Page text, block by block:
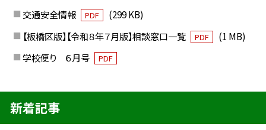
交通安全情報
PDF
(299 KB)
【板橋区版】【令和８年７月版】相談窓口一覧
PDF
(1 MB)
学校便り ６月号
PDF
新着記事